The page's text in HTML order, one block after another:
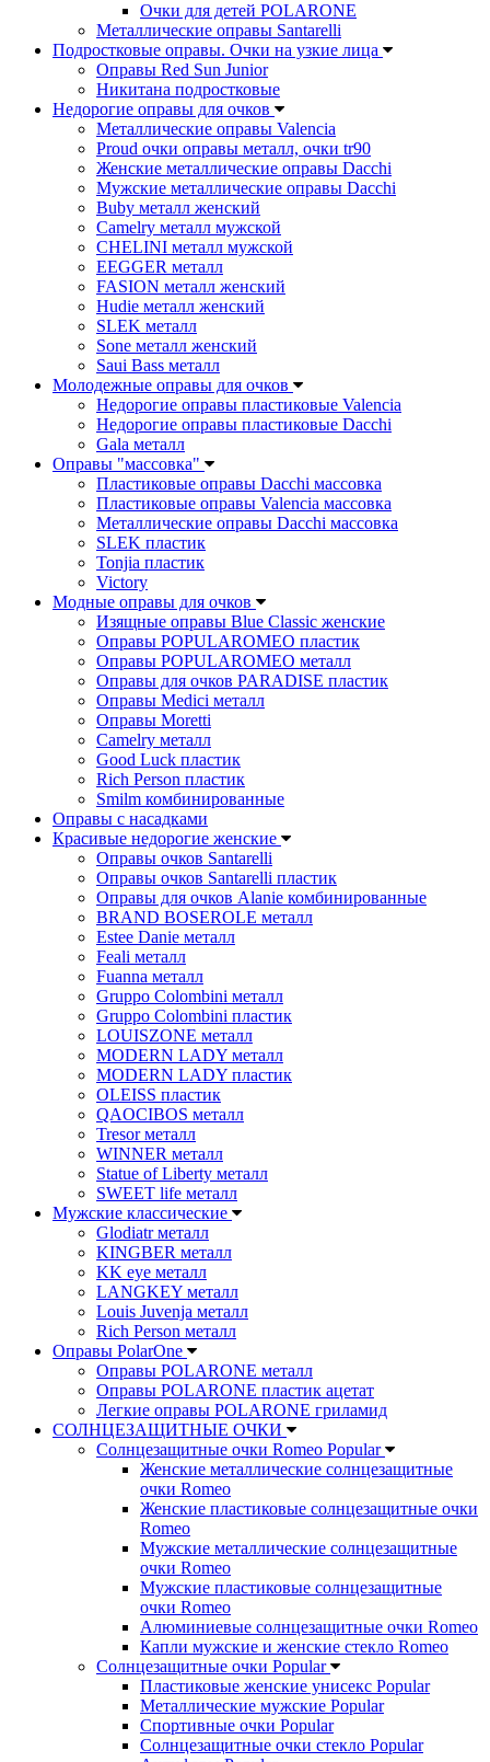
Очки для детей POLARONE
Металлические оправы Santarelli
Подростковые оправы. Очки на узкие лица
Оправы Red Sun Junior
Никитана подростковые
Недорогие оправы для очков
Металлические оправы Valencia
Proud очки оправы металл, очки tr90
Женские металлические оправы Dacchi
Мужские металлические оправы Dacchi
Buby металл женский
Camelry металл мужской
CHELINI металл мужской
EEGGER металл
FASION металл женский
Hudie металл женский
SLEK металл
Sone металл женский
Saui Bass металл
Молодежные оправы для очков
Недорогие оправы пластиковые Valencia
Недорогие оправы пластиковые Dacchi
Gala металл
Оправы "массовка"
Пластиковые оправы Dacchi массовка
Пластиковые оправы Valencia массовка
Металлические оправы Dacchi массовка
SLEK пластик
Tonjia пластик
Victory
Модные оправы для очков
Изящные оправы Blue Classic женские
Оправы POPULAROMEO пластик
Оправы POPULAROMEO металл
Оправы для очков PARADISE пластик
Оправы Medici металл
Оправы Moretti
Camelry металл
Good Luck пластик
Rich Person пластик
Smilm комбинированные
Оправы с насадками
Красивые недорогие женские
Оправы очков Santarelli
Оправы очков Santarelli пластик
Оправы для очков Alanie комбинированные
BRAND BOSEROLE металл
Estee Danie металл
Feali металл
Fuanna металл
Gruppo Colombini металл
Gruppo Colombini пластик
LOUISZONE металл
MODERN LADY металл
MODERN LADY пластик
OLEISS пластик
QAOCIBOS металл
Tresor металл
WINNER металл
Statue of Liberty металл
SWEET life металл
Мужские классические
Glodiatr металл
KINGBER металл
KK eye металл
LANGKEY металл
Louis Juvenja металл
Rich Person металл
Оправы PolarOne
Оправы POLARONE металл
Оправы POLARONE пластик ацетат
Легкие оправы POLARONE гриламид
СОЛНЦЕЗАЩИТНЫЕ ОЧКИ
Солнцезащитные очки Romeo Popular
Женские металлические солнцезащитные
очки Romeo
Женские пластиковые солнцезащитные очки
Romeo
Мужские металлические солнцезащитные
очки Romeo
Мужские пластиковые солнцезащитные
очки Romeo
Алюминиевые солнцезащитные очки Romeo
Капли мужские и женские стекло Romeo
Солнцезащитные очки Popular
Пластиковые женские унисекс Popular
Металлические мужские Popular
Спортивные очки Popular
Солнцезащитные очки стекло Popular